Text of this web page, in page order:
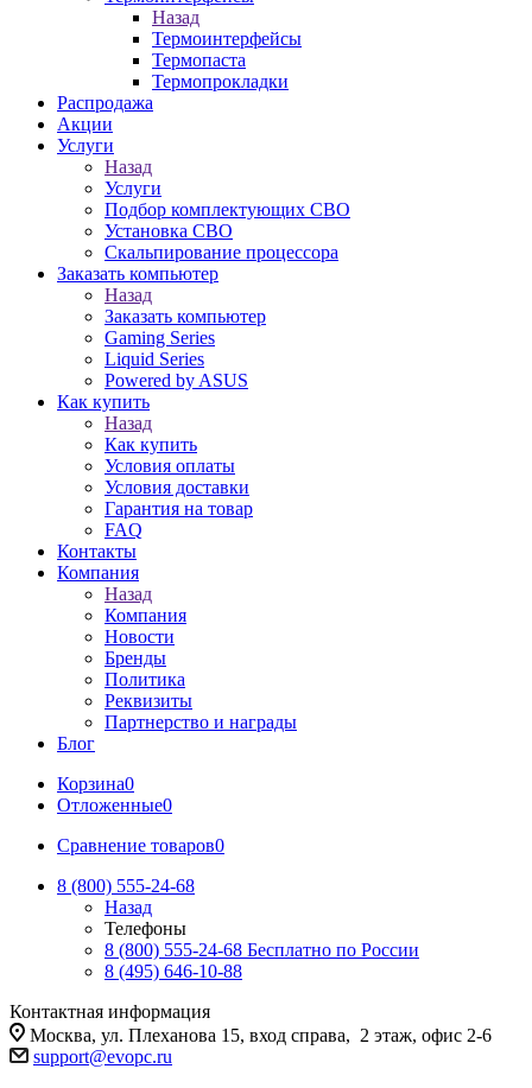
Назад
Термоинтерфейсы
Термопаста
Термопрокладки
Распродажа
Акции
Услуги
Назад
Услуги
Подбор комплектующих СВО
Установка СВО
Скальпирование процессора
Заказать компьютер
Назад
Заказать компьютер
Gaming Series
Liquid Series
Powered by ASUS
Как купить
Назад
Как купить
Условия оплаты
Условия доставки
Гарантия на товар
FAQ
Контакты
Компания
Назад
Компания
Новости
Бренды
Политика
Реквизиты
Партнерство и награды
Блог
Корзина0
Отложенные0
Сравнение товаров0
8 (800) 555-24-68
Назад
Телефоны
8 (800) 555-24-68 Бесплатно по России
8 (495) 646-10-88
Контактная информация
Москва, ул. Плеханова 15, вход справа, 2 этаж, офис 2-6
support@evopc.ru